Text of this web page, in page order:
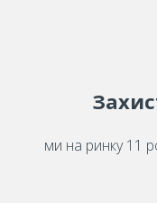
ми на ринку 11